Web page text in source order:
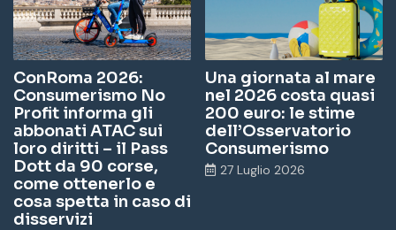
ConRoma 2026:
Consumerismo No
Profit informa gli
abbonati ATAC sui
loro diritti – il Pass
Dott da 90 corse,
come ottenerlo e
cosa spetta in caso di
disservizi
Una giornata al mare
nel 2026 costa quasi
200 euro: le stime
dell’Osservatorio
Consumerismo
27 Luglio 2026